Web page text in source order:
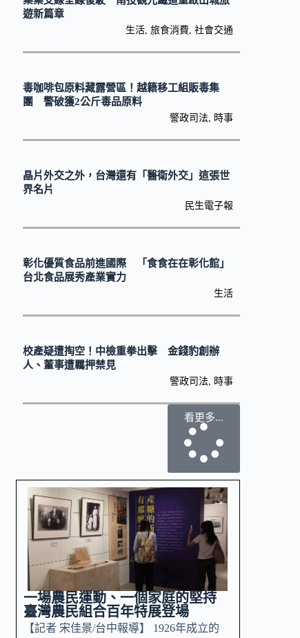
遊新篇章
生活, 旅食消費, 社會交通
毒咖啡包原料藏露營區！越籍移工組販毒集
團 警破獲2公斤毒品原料
警政司法, 時事
晶片外交之外，台灣還有「醫衛外交」這張世
界名片
民生電子報
彰化優質食品前進國際 「食食在在彰化館」
台北食品展秀產業實力
生活
校產疑遭掏空！中檢重拳出擊 金錢豹創辦
人、董事遭羈押禁見
警政司法, 時事
看更多...
一場農民運動、一個家庭的堅持
臺灣農民組合百年特展登場
【記者 宋佳景/台中報導】 1926年成立的